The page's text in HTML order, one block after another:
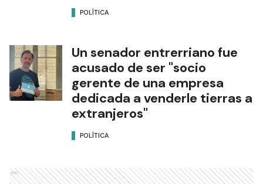
POLÍTICA
Un senador entrerriano fue
acusado de ser "socio
gerente de una empresa
dedicada a venderle tierras a
extranjeros"
POLÍTICA
Ads